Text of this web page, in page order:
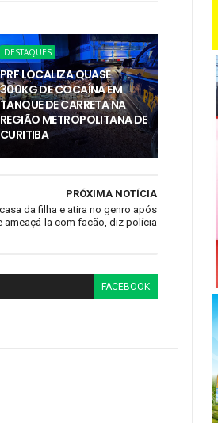
DESTAQUES
PRF LOCALIZA QUASE
300KG DE COCAÍNA EM
TANQUE DE CARRETA NA
REGIÃO METROPOLITANA DE
CURITIBA
PRÓXIMA NOTÍCIA
da filha e atira no genro após
ameaçá-la com facão, diz polícia
FACEBOOK